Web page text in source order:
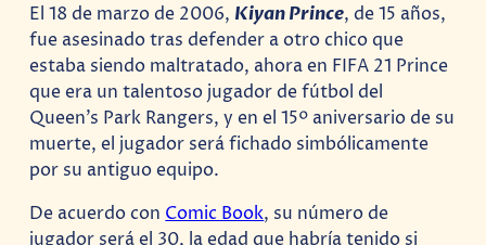
El 18 de marzo de 2006, Kiyan Prince, de 15 años,
fue asesinado tras defender a otro chico que
estaba siendo maltratado, ahora en FIFA 21 Prince
que era un talentoso jugador de fútbol del
Queen’s Park Rangers, y en el 15º aniversario de su
muerte, el jugador será fichado simbólicamente
por su antiguo equipo.
De acuerdo con Comic Book, su número de
jugador será el 30, la edad que habría tenido si